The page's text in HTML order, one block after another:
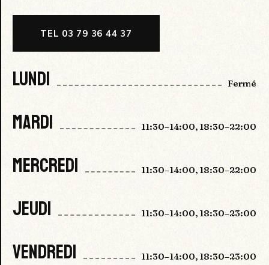
TEL 03 79 36 44 37
LUNDI Fermé
MARDI 11:30–14:00, 18:30–22:00
MERCREDI 11:30–14:00, 18:30–22:00
JEUDI 11:30–14:00, 18:30–23:00
VENDREDI 11:30–14:00, 18:30–23:00